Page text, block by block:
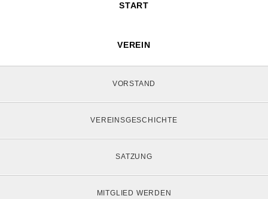
START
VEREIN
VORSTAND
VEREINSGESCHICHTE
SATZUNG
MITGLIED WERDEN